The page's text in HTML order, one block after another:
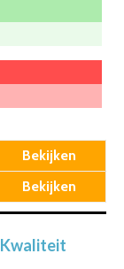
Bekijken
Bekijken
Kwaliteit